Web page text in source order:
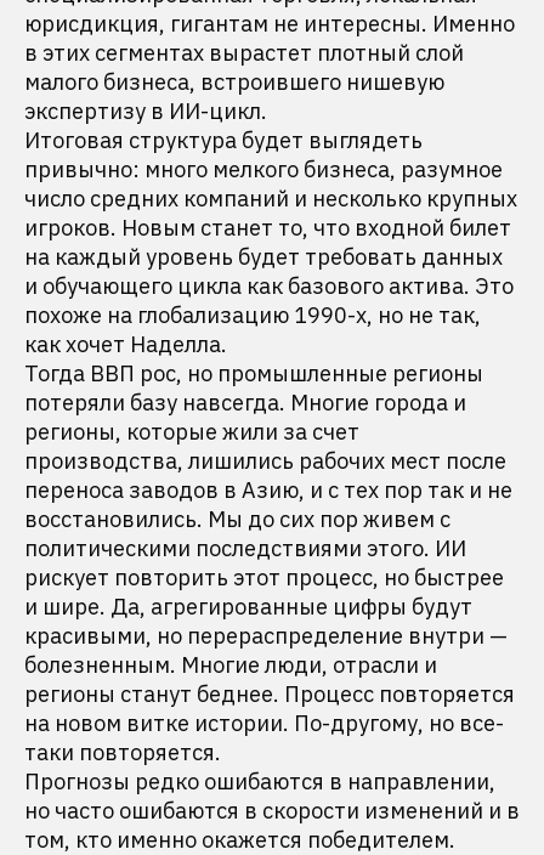
юрисдикция, гигантам не интересны. Именно
в этих сегментах вырастет плотный слой
малого бизнеса, встроившего нишевую
экспертизу в ИИ-цикл.
Итоговая структура будет выглядеть
привычно: много мелкого бизнеса, разумное
число средних компаний и несколько крупных
игроков. Новым станет то, что входной билет
на каждый уровень будет требовать данных
и обучающего цикла как базового актива. Это
похоже на глобализацию 1990-х, но не так,
как хочет Наделла.
Тогда ВВП рос, но промышленные регионы
потеряли базу навсегда. Многие города и
регионы, которые жили за счет
производства, лишились рабочих мест после
переноса заводов в Азию, и с тех пор так и не
восстановились. Мы до сих пор живем с
политическими последствиями этого. ИИ
рискует повторить этот процесс, но быстрее
и шире. Да, агрегированные цифры будут
красивыми, но перераспределение внутри —
болезненным. Многие люди, отрасли и
регионы станут беднее. Процесс повторяется
на новом витке истории. По-другому, но все-
таки повторяется.
Прогнозы редко ошибаются в направлении,
но часто ошибаются в скорости изменений и в
том, кто именно окажется победителем.